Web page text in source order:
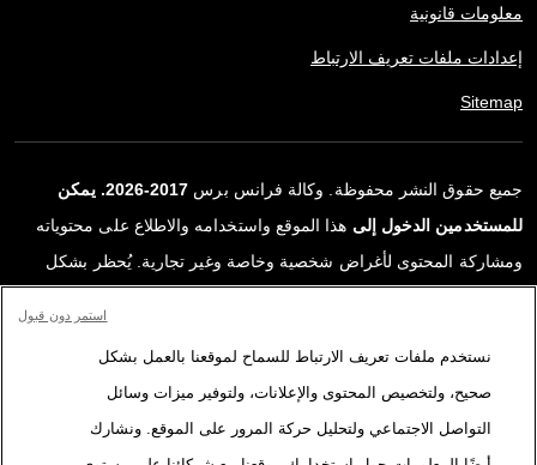
معلومات قانونية
إعدادات ملفات تعريف الارتباط
Sitemap
جميع حقوق النشر محفوظة. وكالة فرانس برس
2017-2026. يمكن
للمستخدمين الدخول إلى هذا الموقع واستخدامه والاطلاع على محتوياته
ومشاركة المحتوى لأغراض شخصية وخاصة وغير تجارية. يُحظر بشكل
ترخيص محددة موقعة مع وكالة فرانس برس. المواد والروابط الواردة في
التقارير، والتي لم تنتجها وكالة فرانس برس، مستخدمة فقط وبالقدر
اللازم كعناصر إثبات لمحتوى هذه التقارير. لم تحصل فرانس برس على أي
نستخدم ملفات تعريف الارتباط للسماح لموقعنا بالعمل بشكل
صحيح، ولتخصيص المحتوى والإعلانات، ولتوفير ميزات وسائل
التواصل الاجتماعي ولتحليل حركة المرور على الموقع. ونشارك
استمر دون قبول